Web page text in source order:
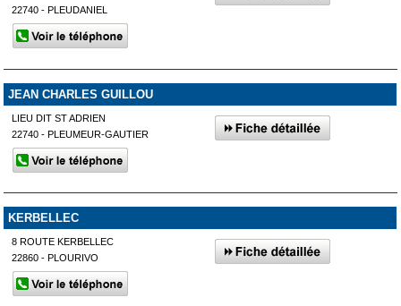
22740 - PLEUDANIEL
JEAN CHARLES GUILLOU
LIEU DIT ST ADRIEN
22740 - PLEUMEUR-GAUTIER
KERBELLEC
8 ROUTE KERBELLEC
22860 - PLOURIVO